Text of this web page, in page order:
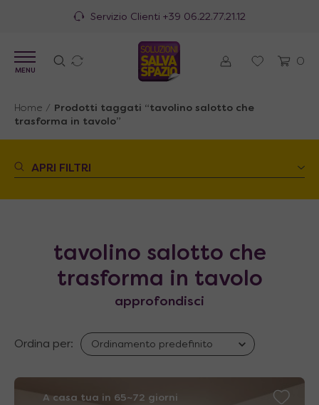
Servizio Clienti +39 06.22.77.21.12
0
MENU
Home /
Prodotti taggati “tavolino salotto che
trasforma in tavolo”
APRI FILTRI
tavolino salotto che
trasforma in tavolo
approfondisci
Ordina per:
A casa tua in 65~72 giorni